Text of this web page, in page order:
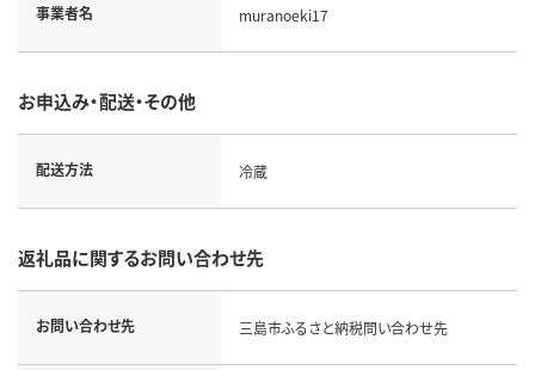
事業者名 muranoeki17
お申込み・配送・その他
配送方法 冷蔵
返礼品に関するお問い合わせ先
お問い合わせ先 三島市ふるさと納税問い合わせ先